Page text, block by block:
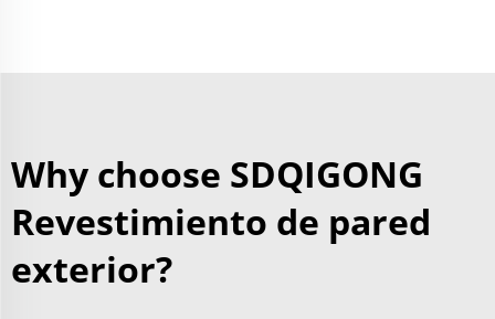
Why choose SDQIGONG
Revestimiento de pared
exterior?